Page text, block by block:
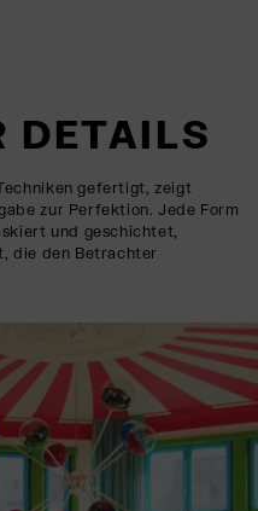
DETAILS
gefertigt, zeigt
zur Perfektion. Jede Form
und geschichtet,
die den Betrachter